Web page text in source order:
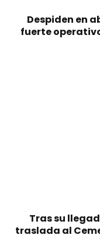
Despiden en
fuerte
Tras su
traslada al